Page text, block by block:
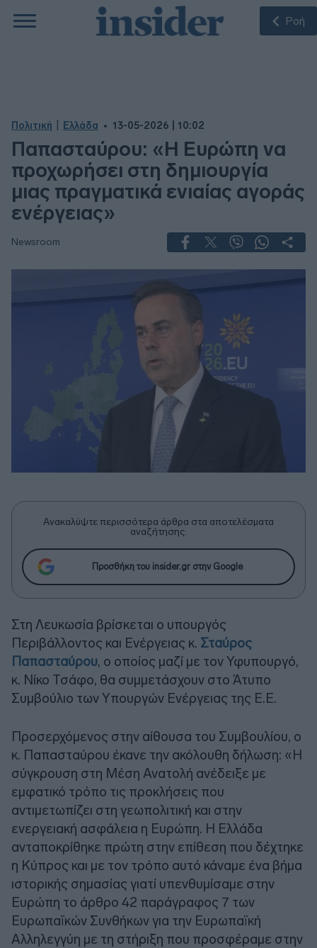
Ροή
Πολιτική Ελλάδα 13-05-2026 | 10:02
Παπασταύρου: «Η Ευρώπη να
προχωρήσει στη δημιουργία
μιας πραγματικά ενιαίας αγοράς
ενέργειας»
Newsroom
Ανακαλύψτε περισσότερα άρθρα στα αποτελέσματα
αναζήτησης.
Προσθήκη του insider.gr στην Google
Στη Λευκωσία βρίσκεται ο υπουργός
Περιβάλλοντος και Ενέργειας κ. Σταύρος
Παπασταύρου, ο οποίος μαζί με τον Υφυπουργό,
κ. Νίκο Τσάφο, θα συμμετάσχουν στο Άτυπο
Συμβούλιο των Υπουργών Ενέργειας της Ε.Ε.
Προσερχόμενος στην αίθουσα του Συμβουλίου, ο
κ. Παπασταύρου έκανε την ακόλουθη δήλωση: «Η
σύγκρουση στη Μέση Ανατολή ανέδειξε με
εμφατικό τρόπο τις προκλήσεις που
αντιμετωπίζει στη γεωπολιτική και στην
ενεργειακή ασφάλεια η Ευρώπη. Η Ελλάδα
ανταποκρίθηκε πρώτη στην επίθεση που δέχτηκε
η Κύπρος και με τον τρόπο αυτό κάναμε ένα βήμα
ιστορικής σημασίας γιατί υπενθυμίσαμε στην
Ευρώπη το άρθρο 42 παράγραφος 7 των
Ευρωπαϊκών Συνθήκων για την Ευρωπαϊκή
Αλληλεγγύη με τη στήριξη που προσφέραμε στην